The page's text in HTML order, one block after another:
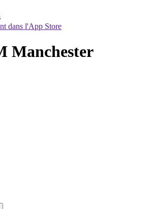
dans l'App Store
Manchester